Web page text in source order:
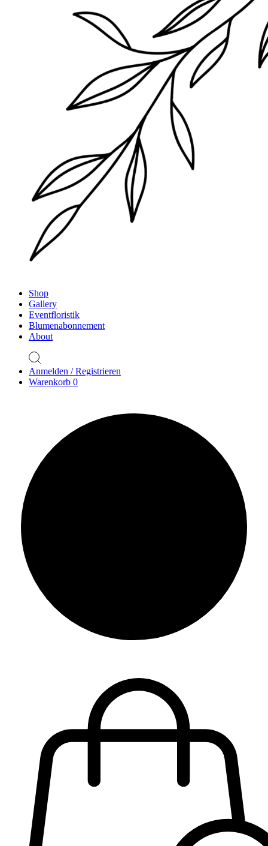
Shop
Gallery
Eventfloristik
Blumenabonnement
About
Anmelden / Registrieren
Warenkorb 0